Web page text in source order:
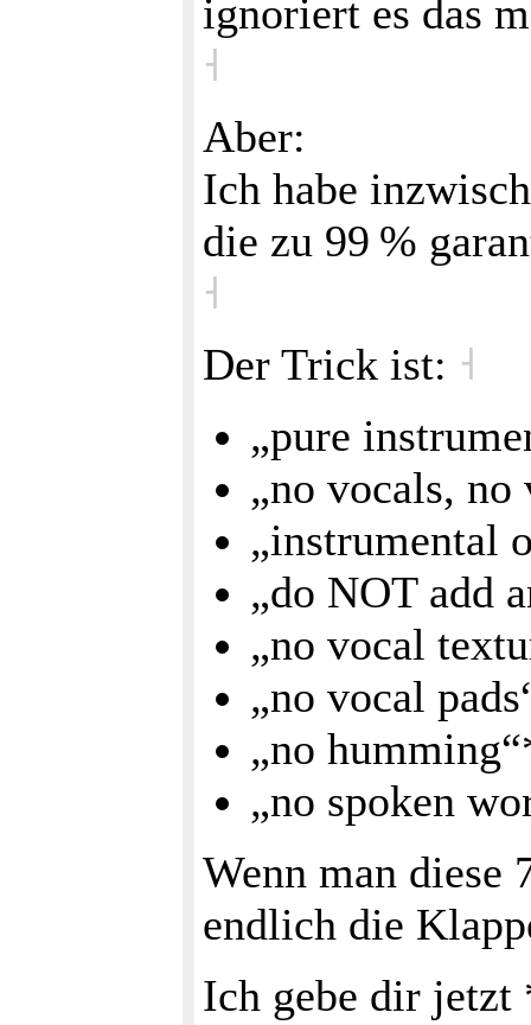
ignoriert es das
˧
Aber:
Ich habe
die zu 99 %
˧
Der Trick ist: ˧
„pure
„no vocals,
„instrumental
„do NOT add
„no vocal
„no vocal
„no
„no spoken
Wenn man diese
endlich die
Ich gebe dir